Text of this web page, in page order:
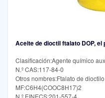
Aceite de dioctil ftalato DOP,
Clasificación:Agente químico
N.º CAS:117-84-0
Otros nombres:Ftalato de dioctilo
MF:C6H4(COOC8H17)2
N.º EINECS:201-557-4